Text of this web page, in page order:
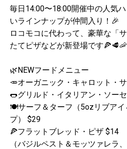
毎日14:00〜18:00開催中の人気
いラインナップが仲間入り！🎉
ロコモコに代わって、豪華な「
たてピザなどが新登場です🍕🥩🦐
🌿NEWフードメニュー
🥕オーガニック・キャロット・
🌭グリルド・イタリアン・ソー
🍽️サーフ＆ターフ（5ozリブアイ
プ） $29
🍕フラットブレッド・ピザ $14
（バジルペスト＆モッツァレラ